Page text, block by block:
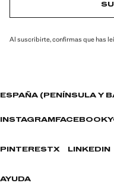
Al suscribirte, confirmas que has
ESPAÑA (PENÍNSULA Y
INSTAGRAM FACEBOOK
PINTERESTX LINKEDIN
AYUDA